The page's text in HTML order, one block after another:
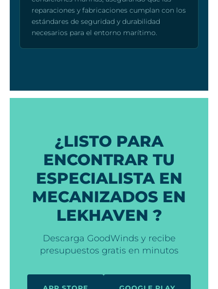
reparaciones y fabricaciones cumplan con los
estándares de seguridad y durabilidad
necesarios para el entorno marítimo.
¿LISTO PARA
ENCONTRAR TU
ESPECIALISTA EN
MECANIZADOS EN
LEKHAVEN ?
Descarga GoodWinds y recibe
presupuestos gratis en minutos